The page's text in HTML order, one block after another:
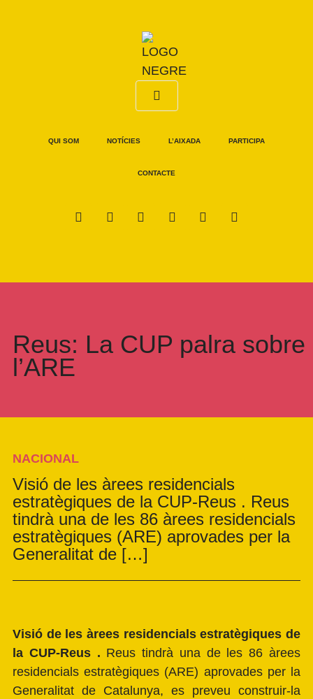
QUI SOM NOTÍCIES L’AIXADA PARTICIPA
CONTACTE
Reus: La CUP palra sobre
l’ARE
NACIONAL
Visió de les àrees residencials
estratègiques de la CUP-Reus . Reus
tindrà una de les 86 àrees residencials
estratègiques (ARE) aprovades per la
Generalitat de […]
Visió de les àrees residencials estratègiques de
la CUP-Reus. Reus tindrà una de les 86 àrees
residencials estratègiques (ARE) aprovades per la
Generalitat de Catalunya, es preveu construir-la